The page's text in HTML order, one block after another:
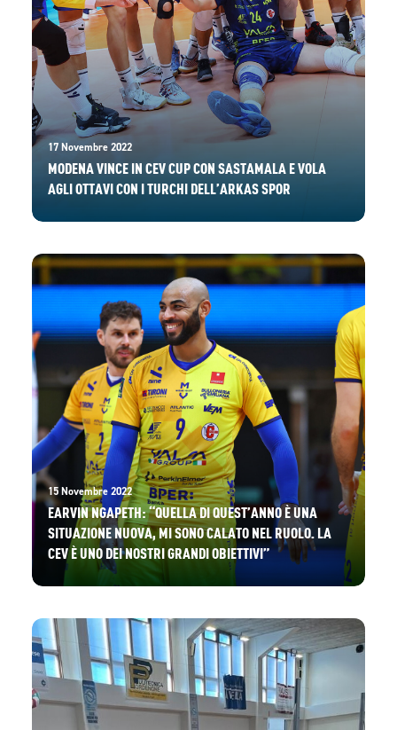
17 Novembre 2022
MODENA VINCE IN CEV CUP CON SASTAMALA E VOLA
AGLI OTTAVI CON I TURCHI DELL’ARKAS SPOR
15 Novembre 2022
EARVIN NGAPETH: “QUELLA DI QUEST’ANNO È UNA
SITUAZIONE NUOVA, MI SONO CALATO NEL RUOLO. LA
CEV È UNO DEI NOSTRI GRANDI OBIETTIVI”